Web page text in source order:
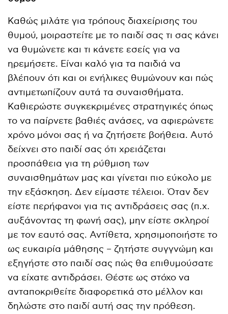
Καθώς μιλάτε για τρόπους διαχείρισης του
θυμού, μοιραστείτε με το παιδί σας τι σας κάνει
να θυμώνετε και τι κάνετε εσείς για να
ηρεμήσετε. Είναι καλό για τα παιδιά να
βλέπουν ότι και οι ενήλικες θυμώνουν και πώς
αντιμετωπίζουν αυτά τα συναισθήματα.
Καθιερώστε συγκεκριμένες στρατηγικές όπως
το να παίρνετε βαθιές ανάσες, να αφιερώνετε
χρόνο μόνοι σας ή να ζητήσετε βοήθεια. Αυτό
δείχνει στο παιδί σας ότι χρειάζεται
προσπάθεια για τη ρύθμιση των
συναισθημάτων μας και γίνεται πιο εύκολο με
την εξάσκηση. Δεν είμαστε τέλειοι. Όταν δεν
είστε περήφανοι για τις αντιδράσεις σας (π.χ.
αυξάνοντας τη φωνή σας), μην είστε σκληροί
με τον εαυτό σας. Αντίθετα, χρησιμοποιήστε το
ως ευκαιρία μάθησης – ζητήστε συγγνώμη και
εξηγήστε στο παιδί σας πώς θα επιθυμούσατε
να είχατε αντιδράσει. Θέστε ως στόχο να
ανταποκριθείτε διαφορετικά στο μέλλον και
δηλώστε στο παιδί αυτή σας την πρόθεση.